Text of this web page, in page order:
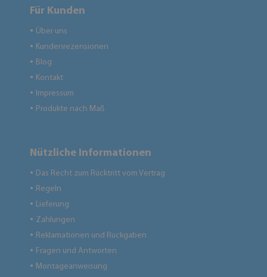
Für Kunden
● Über uns
● Kundenrezensionen
● Blog
● Kontakt
● Impressum
● Produkte nach Maß
Nützliche Informationen
● Das Recht zum Rücktritt vom Vertrag
● Regeln
● Lieferung
● Zahlungen
● Reklamationen und Rückgaben
● Fragen und Antworten
● Montageanweisung